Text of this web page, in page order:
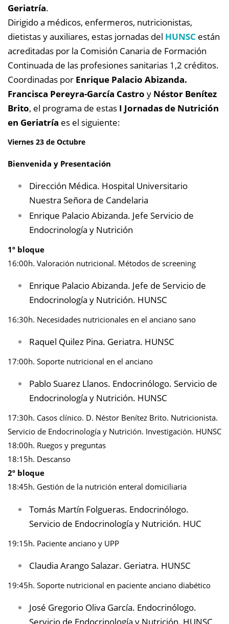
Geriatría.
Dirigido a médicos, enfermeros, nutricionistas,
dietistas y auxiliares, estas jornadas del HUNSC están
acreditadas por la Comisión Canaria de Formación
Continuada de las profesiones sanitarias 1,2 créditos.
Coordinadas por Enrique Palacio Abizanda.
Francisca Pereyra-García Castro y Néstor Benítez
Brito, el programa de estas I Jornadas de Nutrición
en Geriatría es el siguiente:
Viernes 23 de Octubre
Bienvenida y Presentación
Dirección Médica. Hospital Universitario
Nuestra Señora de Candelaria
Enrique Palacio Abizanda. Jefe Servicio de
Endocrinología y Nutrición
1º bloque
16:00h. Valoración nutricional. Métodos de screening
Enrique Palacio Abizanda. Jefe de Servicio de
Endocrinología y Nutrición. HUNSC
16:30h. Necesidades nutricionales en el anciano sano
Raquel Quilez Pina. Geriatra. HUNSC
17:00h. Soporte nutricional en el anciano
Pablo Suarez Llanos. Endocrinólogo. Servicio de
Endocrinología y Nutrición. HUNSC
17:30h. Casos clínico. D. Néstor Benítez Brito. Nutricionista.
Servicio de Endocrinología y Nutrición. Investigación. HUNSC
18:00h. Ruegos y preguntas
18:15h. Descanso
2º bloque
18:45h. Gestión de la nutrición enteral domiciliaria
Tomás Martín Folgueras. Endocrinólogo.
Servicio de Endocrinología y Nutrición. HUC
19:15h. Paciente anciano y UPP
Claudia Arango Salazar. Geriatra. HUNSC
19:45h. Soporte nutricional en paciente anciano diabético
José Gregorio Oliva García. Endocrinólogo.
Servicio de Endocrinología y Nutrición. HUNSC